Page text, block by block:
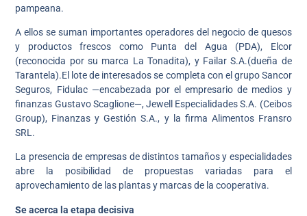
pampeana.
A ellos se suman importantes operadores del negocio de quesos
y productos frescos como Punta del Agua (PDA), Elcor
(reconocida por su marca La Tonadita), y Failar S.A.(dueña de
Tarantela).El lote de interesados se completa con el grupo Sancor
Seguros, Fidulac —encabezada por el empresario de medios y
finanzas Gustavo Scaglione—, Jewell Especialidades S.A. (Ceibos
Group), Finanzas y Gestión S.A., y la firma Alimentos Fransro
SRL.
La presencia de empresas de distintos tamaños y especialidades
abre la posibilidad de propuestas variadas para el
aprovechamiento de las plantas y marcas de la cooperativa.
Se acerca la etapa decisiva